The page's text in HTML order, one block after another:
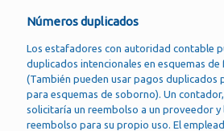
Números duplicados
Los estafadores con autoridad contable
duplicados intencionales en esquemas de
(También pueden usar pagos duplicados
para esquemas de soborno). Un
solicitaría un reembolso a un proveedor y
reembolso para su propio uso. El